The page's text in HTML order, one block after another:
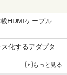
HDMIケーブル
化するアダプタ
もっと見る